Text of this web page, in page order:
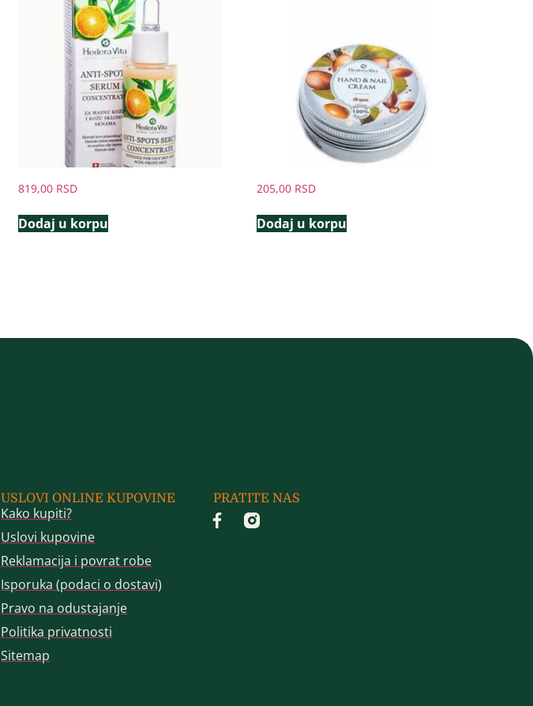
819,00 RSD
Dodaj u korpu
205,00 RSD
Dodaj u korpu
USLOVI ONLINE KUPOVINE
Kako kupiti?
Uslovi kupovine
Reklamacija i povrat robe
Isporuka (podaci o dostavi)
Pravo na odustajanje
Politika privatnosti
Sitemap
PRATITE NAS